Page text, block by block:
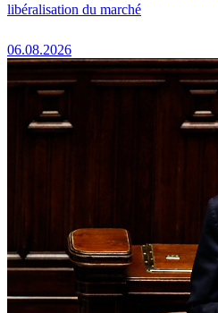
libéralisation du marché
06.08.2026